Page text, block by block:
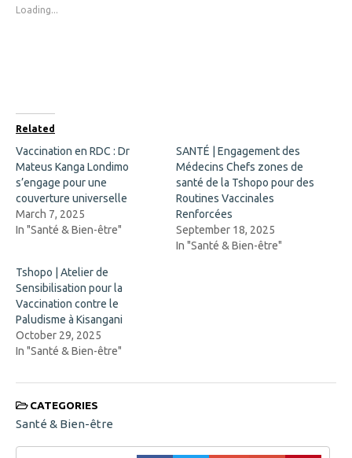
h
b
o
o
k
(
O
p
e
n
s
i
n
w
i
n
d
o
w
)
i
n
n
e
w
w
i
n
d
Loading...
Related
Vaccination en RDC : Dr
Mateus Kanga Londimo
s’engage pour une
couverture universelle
March 7, 2025
In "Santé & Bien-être"
SANTÉ | Engagement des
Médecins Chefs zones de
santé de la Tshopo pour des
Routines Vaccinales
Renforcées
September 18, 2025
In "Santé & Bien-être"
Tshopo | Atelier de
Sensibilisation pour la
Vaccination contre le
Paludisme à Kisangani
October 29, 2025
In "Santé & Bien-être"
CATEGORIES
Santé & Bien-être